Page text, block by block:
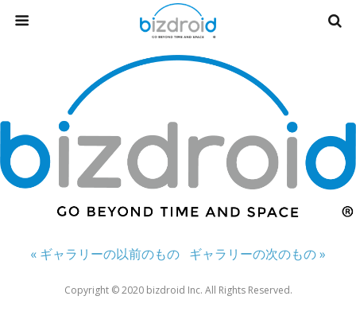
« ギャラリーの以前のもの ギャラリーの次のもの »
Copyright ©︎ 2020 bizdroid Inc. All Rights Reserved.